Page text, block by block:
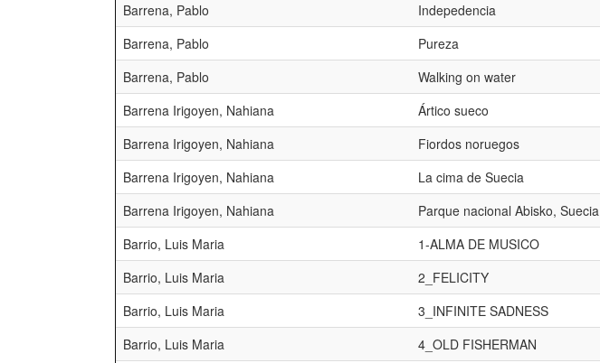
Barrena, Pablo
Indepedencia
Barrena, Pablo
Pureza
Barrena, Pablo
Walking on water
Barrena Irigoyen, Nahiana
Ártico sueco
Barrena Irigoyen, Nahiana
Fiordos noruegos
Barrena Irigoyen, Nahiana
La cima de Suecia
Barrena Irigoyen, Nahiana
Parque nacional Abisko, Suecia
Barrio, Luis Maria
1-ALMA DE MUSICO
Barrio, Luis Maria
2_FELICITY
Barrio, Luis Maria
3_INFINITE SADNESS
Barrio, Luis Maria
4_OLD FISHERMAN